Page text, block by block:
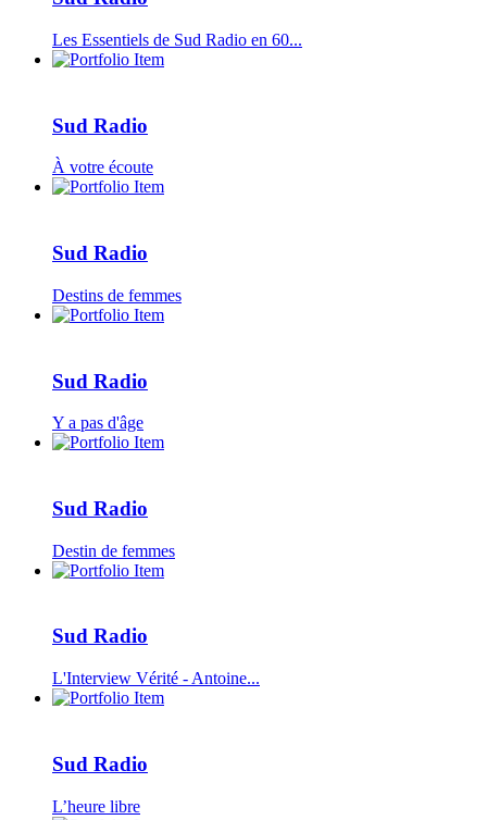
Les Essentiels de Sud Radio en 60...
Sud Radio
À votre écoute
Sud Radio
Destins de femmes
Sud Radio
Y a pas d'âge
Sud Radio
Destin de femmes
Sud Radio
L'Interview Vérité - Antoine...
Sud Radio
L’heure libre